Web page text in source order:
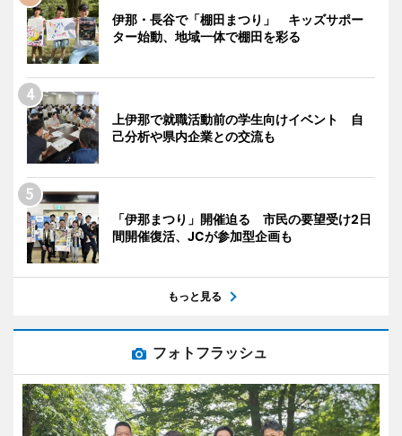
伊那・長谷で「棚田まつり」 キッズサポー
ター始動、地域一体で棚田を彩る
上伊那で就職活動前の学生向けイベント 自
己分析や県内企業との交流も
「伊那まつり」開催迫る 市民の要望受け2日
間開催復活、JCが参加型企画も
もっと見る
フォトフラッシュ